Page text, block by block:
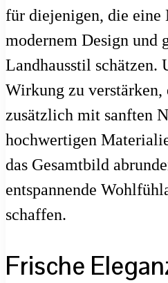
für diejenigen, die eine
modernem Design und
Landhausstil schätzen.
Wirkung zu verstärken,
zusätzlich mit sanften
hochwertigen
das Gesamtbild
entspannende
schaffen.
Frische